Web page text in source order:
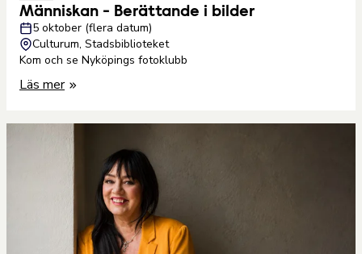
Människan - Berättande i bilder
5 oktober (flera datum)
Culturum, Stadsbiblioteket
Kom och se Nyköpings fotoklubb
Läs mer